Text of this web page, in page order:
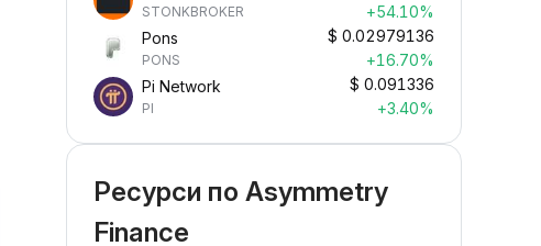
STONKBROKER
+54.10%
Pons
PONS
$ 0.02979136
+16.70%
Pi Network
PI
$ 0.091336
+3.40%
Ресурси по Asymmetry
Finance